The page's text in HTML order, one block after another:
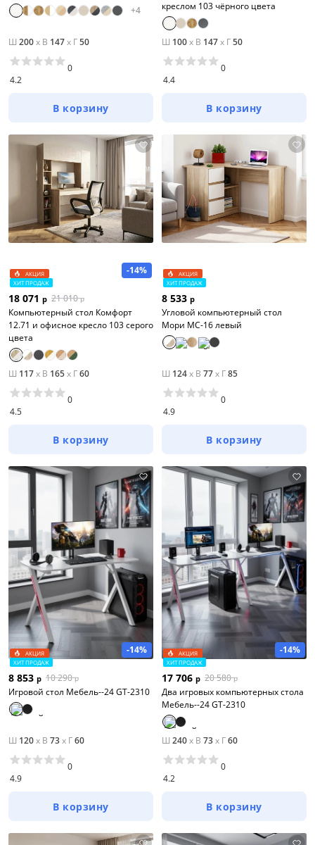
+4
Ш 200x В 147x Г50
4.2
0
В корзину
креслом 103 чёрного цвета
Ш 100x В 147x Г50
4.4
0
В корзину
-14%
АКЦИЯ
ХИТ ПРОДАЖ
18 071 р 21 010 р
Компьютерный стол Комфорт
12.71 и офисное кресло 103 серого
цвета
Ш 117x В 165x Г60
4.5
0
В корзину
АКЦИЯ
ХИТ ПРОДАЖ
8 533 р
Угловой компьютерный стол
Мори МС-16 левый
Ш 124x В 77x Г85
4.9
0
В корзину
-14%
АКЦИЯ
ХИТ ПРОДАЖ
8 853 р 10 290 р
Игровой стол Мебель--24 GT-2310
Ш 120x В 73x Г60
4.9
0
В корзину
-14%
АКЦИЯ
ХИТ ПРОДАЖ
17 706 р 20 580 р
Два игровых компьютерных стола
Мебель--24 GT-2310
Ш 240x В 73x Г60
4.2
0
В корзину